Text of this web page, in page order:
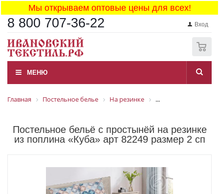
Мы открываем оптовые цены для всех!
8 800 707-36-22 Вход
МЕНЮ
Главная Постельное белье На резинке ...
Постельное бельё с простынёй на резинке
из поплина «Куба» арт 82249 размер 2 сп